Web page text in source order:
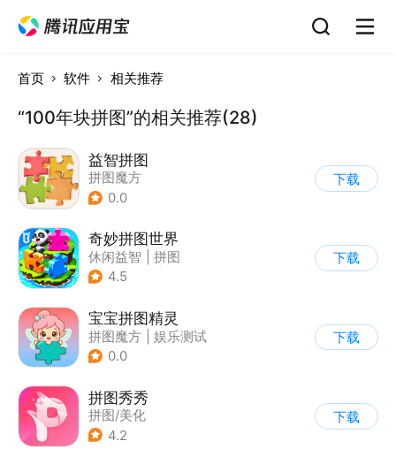
首页 软件 相关推荐
“100年块拼图”的相关推荐(28)
益智拼图
拼图魔方
| 儿童益智游戏
0.0
下载
奇妙拼图世界
休闲益智
拼图
| 宝宝巴士
4.5
下载
宝宝拼图精灵
拼图魔方
娱乐测试
0.0
下载
拼图秀秀
拼图/美化
4.2
下载